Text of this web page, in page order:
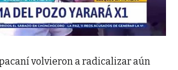
volvieron a radicalizar aún